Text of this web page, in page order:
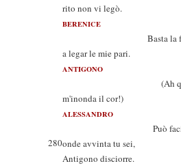
rito non vi legò.
BERENICE
Basta la
a legar le mie pari.
ANTIGONO
(Ah qual
m'inonda il cor!)
ALESSANDRO
Può
280onde avvinta tu sei,
Antigono disciorre.